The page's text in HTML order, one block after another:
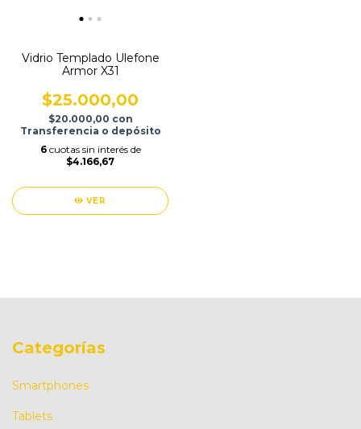
Vidrio Templado Ulefone
Armor X31
$25.000,00
$20.000,00 con
Transferencia o depósito
6 cuotas sin interés de
$4.166,67
VER
Categorías
Smartphones
Tablets